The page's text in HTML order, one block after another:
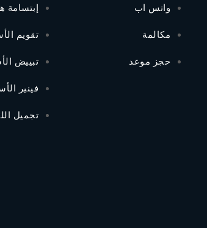
إبتسامة
تقويم
تبييض
فينير
تجميل
واتس اب
مكالمة
حجز موعد